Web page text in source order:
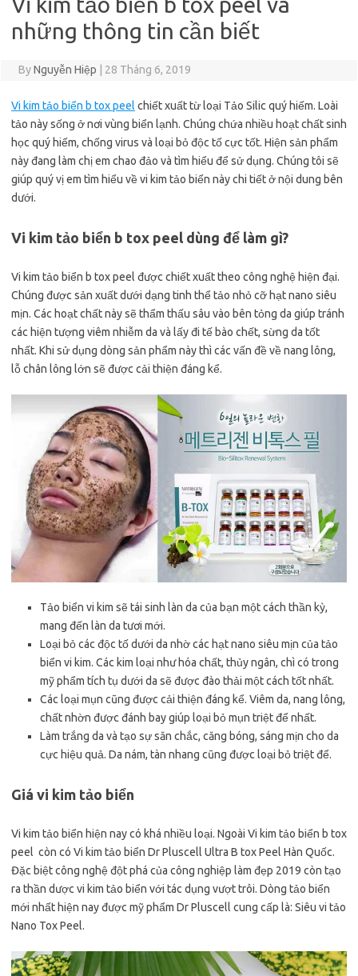
những thông tin cần biết
ByNguyễn Hiệp 28 Tháng 6, 2019
Vi kim tảo biển b tox peel chiết xuất từ loại Tảo Silic quý hiếm. Loài
tảo này sống ở nơi vùng biển lạnh. Chúng chứa nhiều hoạt chất sinh
học quý hiếm, chống virus và loại bỏ độc tố cực tốt. Hiện sản phẩm
này đang làm chị em chao đảo và tìm hiểu để sử dụng. Chúng tôi sẽ
giúp quý vị em tìm hiểu về vi kim tảo biển này chi tiết ở nội dung bên
dưới.
Vi kim tảo biển b tox peel dùng để làm gì?
Vi kim tảo biển b tox peel được chiết xuất theo công nghệ hiện đại.
Chúng được sản xuất dưới dạng tinh thể tảo nhỏ cỡ hạt nano siêu
mịn. Các hoạt chất này sẽ thẩm thấu sâu vào bên tỏng da giúp tránh
các hiện tượng viêm nhiễm da và lấy đi tế bào chết, sừng da tốt
nhất. Khi sử dụng dòng sản phẩm này thì các vấn đề về nang lông,
lỗ chân lông lớn sẽ được cải thiện đáng kể.
Tảo biển vi kim sẽ tái sinh làn da của bạn một cách thần kỳ,
mang đến làn da tươi mới.
Loại bỏ các độc tố dưới da nhờ các hạt nano siêu mịn của tảo
biển vi kim. Các kim loại như hóa chất, thủy ngân, chì có trong
mỹ phẩm tích tụ dưới da sẽ được đào thải một cách tốt nhất.
Các loại mụn cũng được cải thiện đáng kể. Viêm da, nang lông,
chất nhờn được đánh bay giúp loại bỏ mụn triệt để nhất.
Làm trắng da và tạo sự săn chắc, căng bóng, sáng mịn cho da
cực hiệu quả. Da nám, tàn nhang cũng được loại bỏ triệt để.
Giá vi kim tảo biển
Vi kim tảo biển hiện nay có khá nhiều loại. Ngoài Vi kim tảo biển b tox
peel còn có Vi kim tảo biển Dr Pluscell Ultra B tox Peel Hàn Quốc.
Đặc biệt công nghệ đột phá của công nghiệp làm đẹp 2019 còn tạo
ra thần dược vi kim tảo biển với tác dụng vượt trôi. Dòng tảo biển
mới nhất hiện nay được mỹ phẩm Dr Pluscell cung cấp là: Siêu vi tảo
Nano Tox Peel.